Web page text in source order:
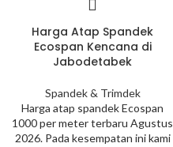
Harga Atap Spandek
Ecospan Kencana di
Jabodetabek
Spandek & Trimdek
Harga atap spandek Ecospan
1000 per meter terbaru Agustus
2026. Pada kesempatan ini kami